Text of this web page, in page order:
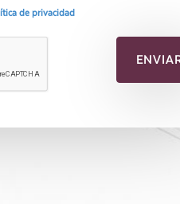
de privacidad